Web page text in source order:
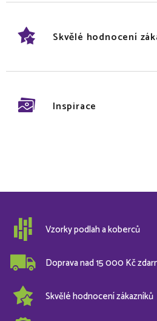
Skvělé hodnocení
Inspirace
Vzorky podlah a koberců
Doprava nad 15 000 Kč
Skvělé hodnocení zákazníků